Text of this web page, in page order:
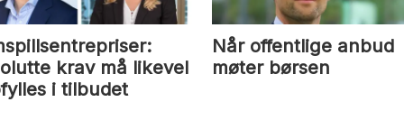
krav må likevel
i tilbudet
Når offentlige anbud
møter børsen